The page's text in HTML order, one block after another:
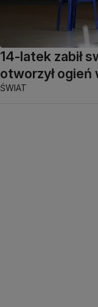
14-latek zabił
otworzył
ŚWIAT